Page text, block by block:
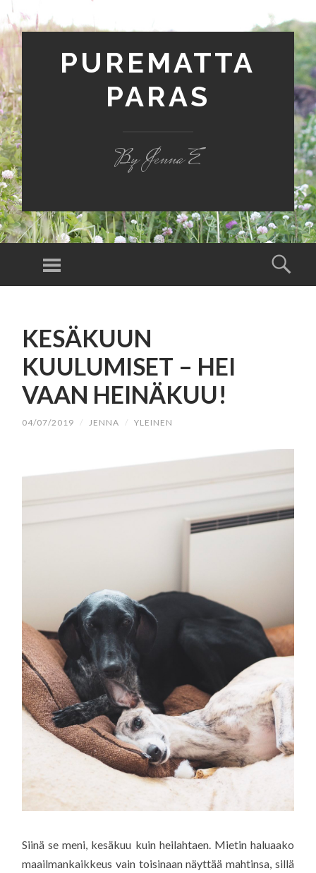
PUREMATTA
PARAS
By Jenna E
Valikko
KESÄKUUN
KUULUMISET – HEI
VAAN HEINÄKUU!
04/07/2019 / JENNA / YLEINEN
Siinä se meni, kesäkuu kuin heilahtaen. Mietin haluaako
maailmankaikkeus vain toisinaan näyttää mahtinsa, sillä